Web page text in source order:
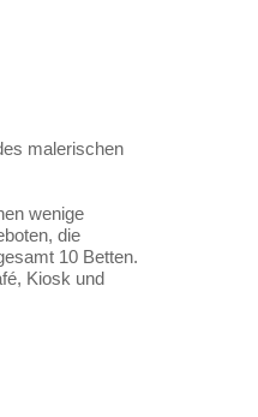
malerischen
wenige
die
10 Betten.
Kiosk und